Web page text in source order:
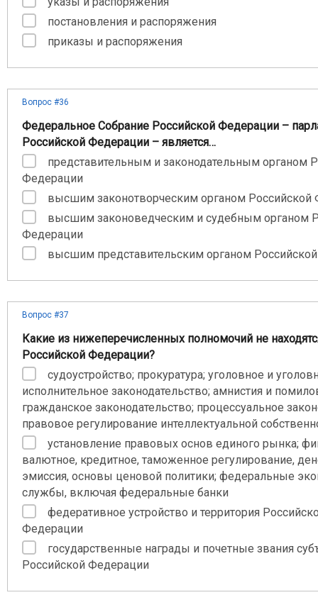
постановления и распоряжения
приказы и распоряжения
Вопрос #36
Федеральное Собрание Российской Федерации –
Российской Федерации – является…
представительным и законодательным органом
Федерации
высшим законотворческим органом Российской
высшим законоведческим и судебным органом
Федерации
высшим представительским органом
Вопрос #37
Какие из нижеперечисленных полномочий не
Российской Федерации?
судоустройство; прокуратура; уголовное и
исполнительное законодательство; амнистия и
гражданское законодательство; процессуальное
правовое регулирование интеллектуальной
установление правовых основ единого рынка;
валютное, кредитное, таможенное регулирование,
эмиссия, основы ценовой политики; федеральные
службы, включая федеральные банки
федеративное устройство и территория
Федерации
государственные награды и почетные звания
Российской Федерации